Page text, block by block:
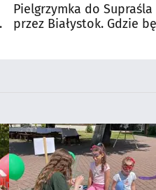
Pielgrzymka do
przez Białystok. Gdzie